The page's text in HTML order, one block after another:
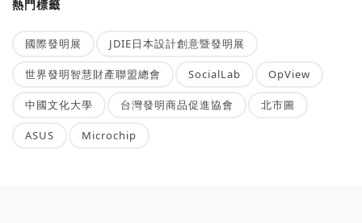
熱門標籤
國際發明展 JDIE日本設計創意暨發明展
世界發明智慧財產聯盟總會 SocialLab OpView
中國文化大學 台灣發明商品促進協會 北市圖
ASUS Microchip